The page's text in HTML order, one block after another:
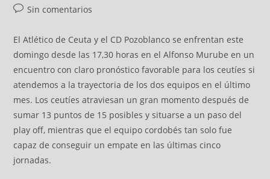
Sin comentarios
El Atlético de Ceuta y el CD Pozoblanco se enfrentan este
domingo desde las 17,30 horas en el Alfonso Murube en un
encuentro con claro pronóstico favorable para los ceutíes si
atendemos a la trayectoria de los dos equipos en el último
mes. Los ceutíes atraviesan un gran momento después de
sumar 13 puntos de 15 posibles y situarse a un paso del
play off, mientras que el equipo cordobés tan solo fue
capaz de conseguir un empate en las últimas cinco
jornadas.